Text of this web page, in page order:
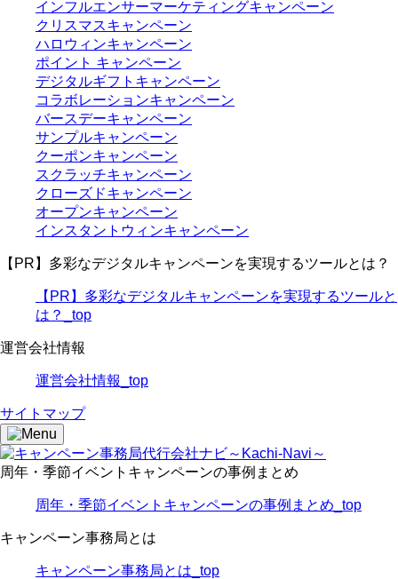
インフルエンサーマーケティングキャンペーン
クリスマスキャンペーン
ハロウィンキャンペーン
ポイント キャンペーン
デジタルギフトキャンペーン
コラボレーションキャンペーン
バースデーキャンペーン
サンプルキャンペーン
クーポンキャンペーン
スクラッチキャンペーン
クローズドキャンペーン
オープンキャンペーン
インスタントウィンキャンペーン
【PR】多彩なデジタルキャンペーンを実現するツールとは？
【PR】多彩なデジタルキャンペーンを実現するツールと
は？_top
運営会社情報
運営会社情報_top
サイトマップ
周年・季節イベントキャンペーンの事例まとめ
周年・季節イベントキャンペーンの事例まとめ_top
キャンペーン事務局とは
キャンペーン事務局とは_top